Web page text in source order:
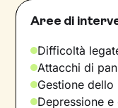
Aree di
Difficoltà
Attacchi di
Gestione dello
Depressione